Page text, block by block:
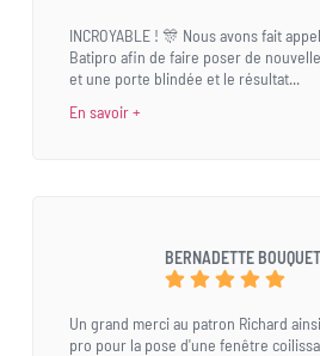
INCROYABLE ! 🎊 Nous avons fait
Batipro afin de faire poser de
et une porte blindée et le résultat...
En savoir +
BERNADETTE BOUQUET
Un grand merci au patron Richard
pro pour la pose d'une fenêtre